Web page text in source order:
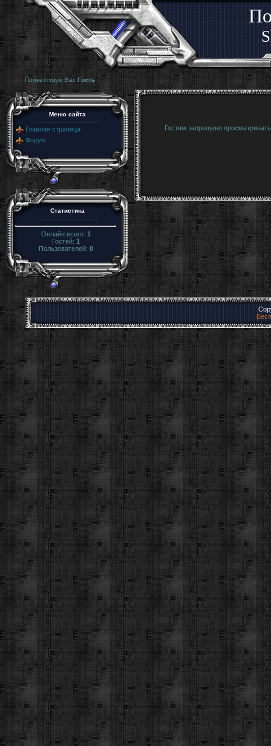
Приветствую Вас Гость
Меню сайта
Главная страница
Форум
Статистика
Онлайн всего: 1
Гостей: 1
Пользователей: 0
Гостям запрещено